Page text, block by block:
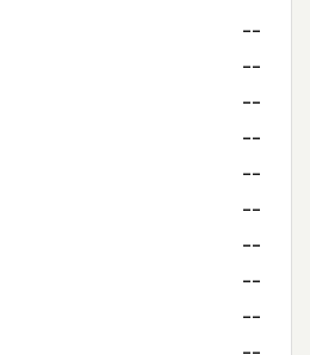
--
--
--
--
--
--
--
--
--